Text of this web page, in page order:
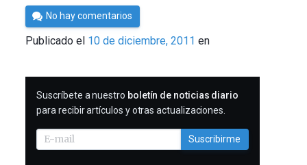
Por
Cultura
Cientifica
No hay comentarios
Publicado el 10 de diciembre, 2011 en
SUSCRIBIRME
Suscríbete a nuestro boletín de noticias diario
para recibir artículos y otras actualizaciones.
Suscribirme